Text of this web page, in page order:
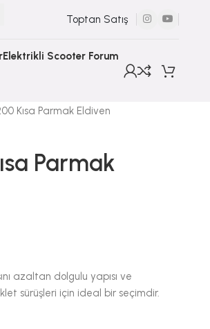
Toptan Satış
Elektrikli Scooter Forum
Kısa Parmak Eldiven
Parmak
azaltan dolgulu yapısı ve
sürüşleri için ideal bir seçimdir.